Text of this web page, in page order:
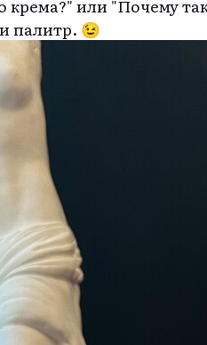
или "Почему
палитр. 😉